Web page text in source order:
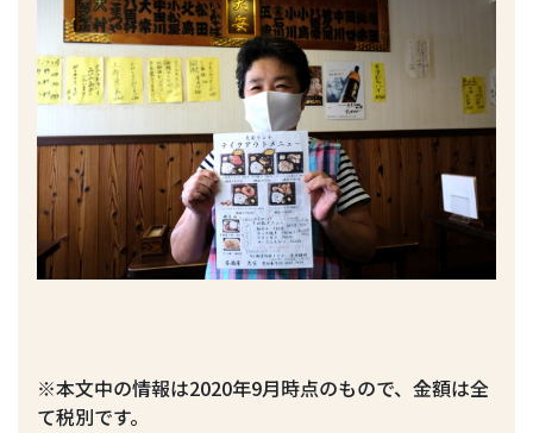
※本文中の情報は2020年9月時点のもので、金額は全
て税別です。